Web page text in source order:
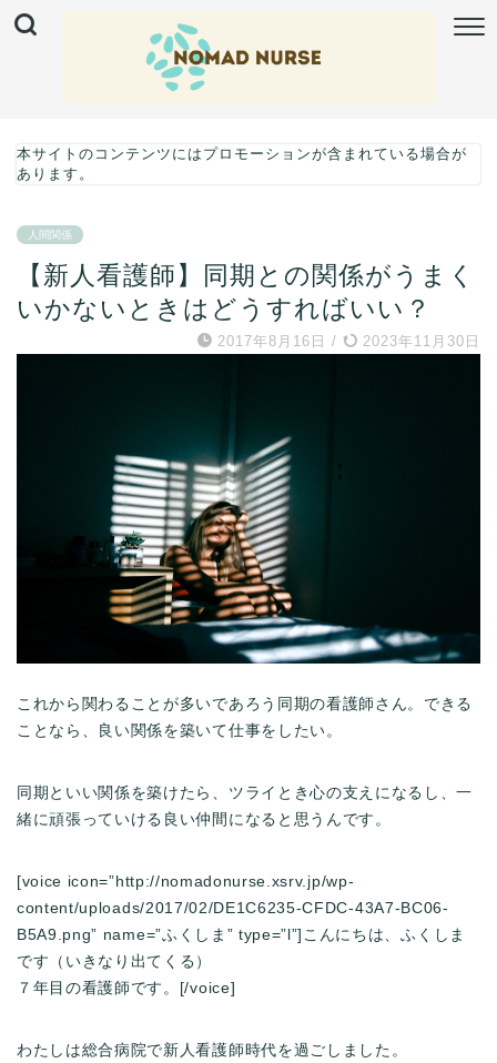
本サイトのコンテンツにはプロモーションが含まれている場合が
あります。
人間関係
【新人看護師】同期との関係がうまく
いかないときはどうすればいい？
2017年8月16日 / 2023年11月30日
これから関わることが多いであろう同期の看護師さん。できる
ことなら、良い関係を築いて仕事をしたい。
同期といい関係を築けたら、ツライとき心の支えになるし、一
緒に頑張っていける良い仲間になると思うんです。
[voice icon=”http://nomadonurse.xsrv.jp/wp-
content/uploads/2017/02/DE1C6235-CFDC-43A7-BC06-
B5A9.png” name=”ふくしま” type=”l”]こんにちは、ふくしま
です（いきなり出てくる）
７年目の看護師です。[/voice]
わたしは総合病院で新人看護師時代を過ごしました。